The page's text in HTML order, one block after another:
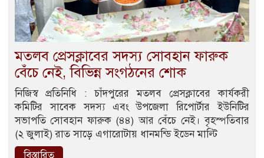
মতলব প্রেসক্লাবের সদস্য সোবহান ফারুক
বেঁচে নেই, বিভিন্ন সংগঠনের শোক
নিজিস্ব প্রতিনিধি : চাঁদপুরের মতলব প্রেসক্লাবের কার্যকরী
কমিটির সাবেক সদস্য এবং উপজেলা রিপোর্টার ইউনিটির
সভাপতি সোবহান ফারুক (৪৪) আর বেঁচে নেই। বৃহস্পতিবার
(২ জুলাই) রাত সাড়ে এগারোটায় ধানমন্ডি ইডেন মাল্টি
বিস্তারিত